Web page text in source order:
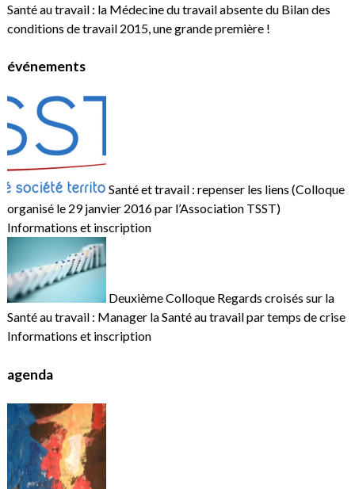
Santé au travail : la Médecine du travail absente du Bilan des
conditions de travail 2015, une grande première !
événements
Santé et travail : repenser les liens (Colloque
organisé le 29 janvier 2016 par l’Association TSST)
Informations et inscription
Deuxième Colloque Regards croisés sur la
Santé au travail : Manager la Santé au travail par temps de crise
Informations et inscription
agenda